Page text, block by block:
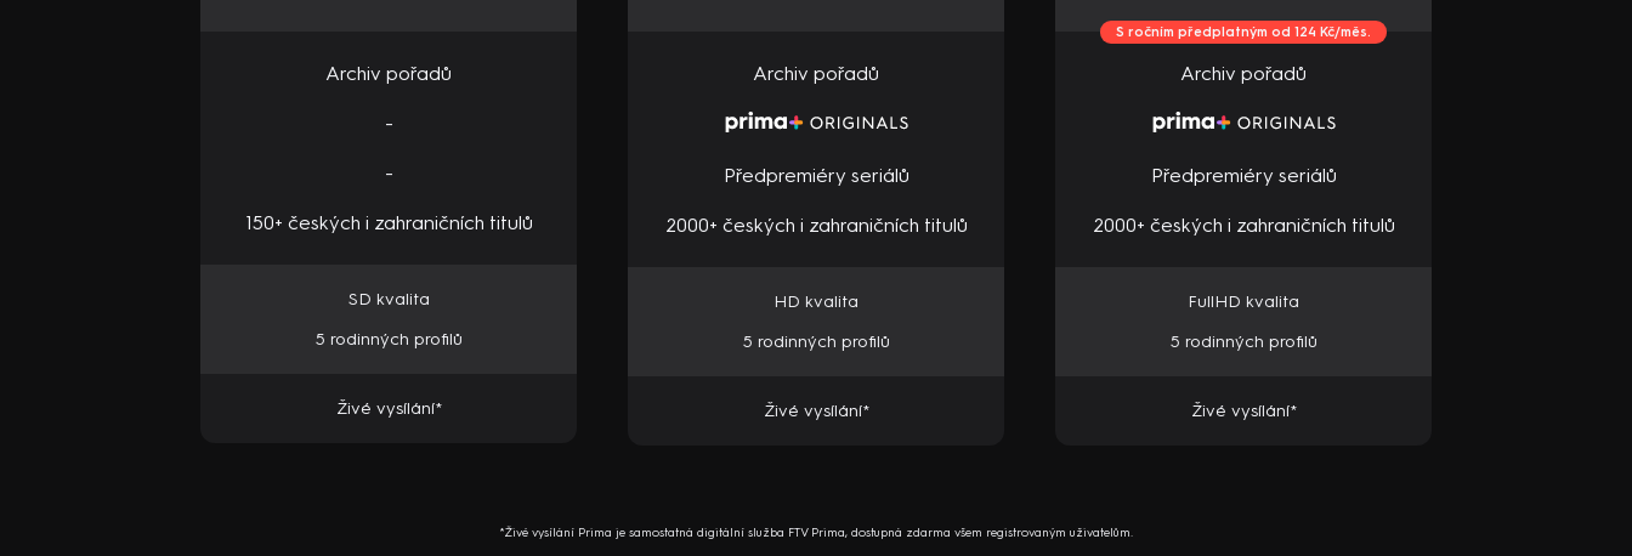
Archiv pořadů
-
-
150+ českých i zahraničních titulů
SD kvalita
5 rodinných profilů
Živé vysílání*
Archiv pořadů
Předpremiéry seriálů
2000+ českých i zahraničních titulů
HD kvalita
5 rodinných profilů
Živé vysílání*
S ročním předplatným od 124 Kč/měs.
Archiv pořadů
Předpremiéry seriálů
2000+ českých i zahraničních titulů
FullHD kvalita
5 rodinných profilů
Živé vysílání*
*Živé vysílání Prima je samostatná digitální služba FTV Prima, dostupná zdarma všem registrovaným uživatelům.